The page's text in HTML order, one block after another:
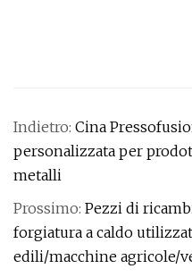
Indietro: Cina
personalizzata per
metalli
Prossimo: Pezzi di
forgiatura a caldo
edili/macchine agricole/